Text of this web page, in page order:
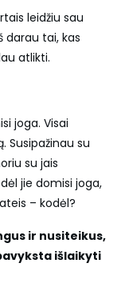
leidžiu sau
darau tai, kas
atlikti.
joga. Visai
Susipažinau su
su jais
jie domisi joga,
– kodėl?
ir nusiteikus,
išlaikyti